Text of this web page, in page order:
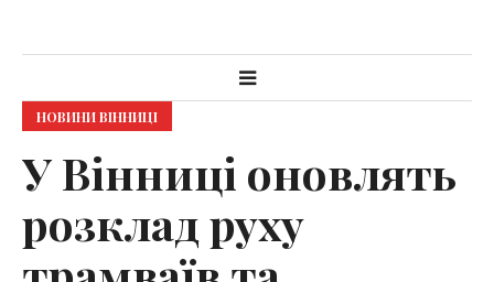
НОВИНИ ВІННИЦІ
У Вінниці оновлять
розклад руху